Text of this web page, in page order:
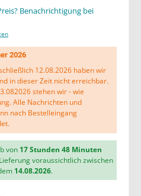
Benachrichtigung bei
2026
12.08.2026 haben wir
in dieser Zeit nicht erreichbar.
stehen wir - wie
Alle Nachrichten und
nach Bestelleingang
von 17 Stunden 48 Minuten
voraussichtlich zwischen
14.08.2026.